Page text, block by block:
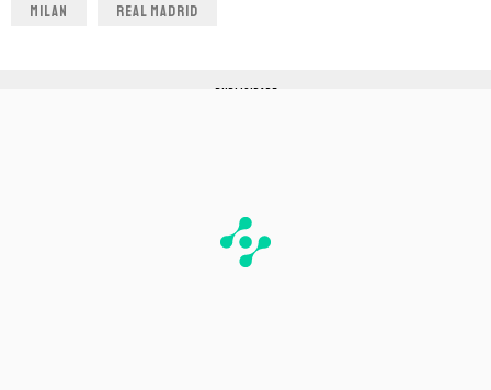
MILAN REAL MADRID
PUBLICIDADE